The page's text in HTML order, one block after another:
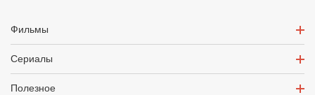
Фильмы
Сериалы
Полезное